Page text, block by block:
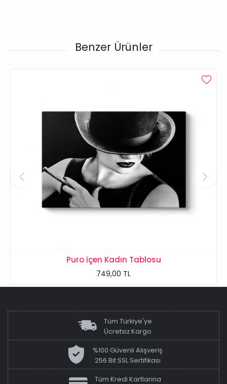
Benzer Ürünler
Puro içen Kadın Tablosu
749,00 TL
Tüm Türkiye'ye
Ücretsiz Kargo
%100 Güvenli Alışveriş
256 Bit SSL Sertifikası
Tüm Kredi Kartlarına